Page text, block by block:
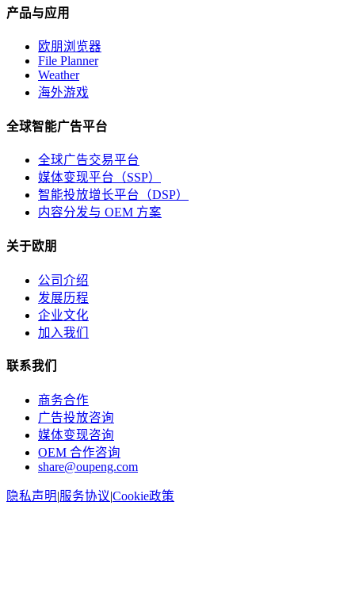
产品与应用
欧朋浏览器
File Planner
Weather
海外游戏
全球智能广告平台
全球广告交易平台
媒体变现平台（SSP）
智能投放增长平台（DSP）
内容分发与 OEM 方案
关于欧朋
公司介绍
发展历程
企业文化
加入我们
联系我们
商务合作
广告投放咨询
媒体变现咨询
OEM 合作咨询
share@oupeng.com
隐私声明|服务协议|Cookie政策